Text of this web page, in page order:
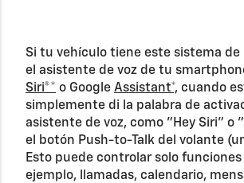
Si tu vehículo tiene este sistema
el asistente de voz de tu
Siri®* o Google Assistant*, cuando
simplemente di la palabra de
asistente de voz, como "Hey Siri" o
el botón Push-to-Talk del volante
Esto puede controlar solo
ejemplo, llamadas, calendario,